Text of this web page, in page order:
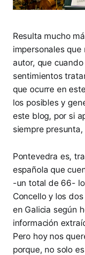
Resulta mucho
impersonales
autor, que
sentimientos
que ocurre en
los posibles y
este blog, por si
siempre
Pontevedra es,
española que
-un total de 66-
Concello y los
en Galicia según
información
Pero hoy nos
porque, no solo